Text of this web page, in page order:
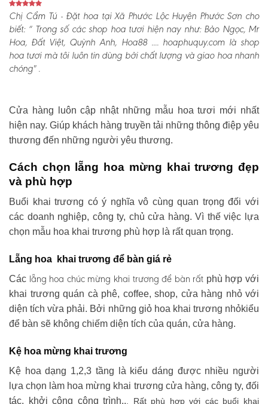
Chị Cẩm Tú - Đặt hoa tại Xã Phước Lộc Huyện Phước Sơn cho
biết:“ Trong số các shop hoa tươi hiện nay như: Bảo Ngọc, Mr
Hoa, Đất Việt, Quỳnh Anh, Hoa88 .... hoaphuquy.com là shop
hoa tươi mà tôi luôn tin dùng bởi chất lượng và giao hoa nhanh
chóng" .
Cửa hàng luôn cập nhật những mẫu hoa tươi mới nhất
hiện nay. Giúp khách hàng truyền tải những thông điệp yêu
thương đến những người yêu thương.
Cách chọn lẵng hoa mừng khai trương đẹp
và phù hợp
Buổi khai trương có ý nghĩa vô cùng quan trọng đối với
các doanh nghiệp, công ty, chủ cửa hàng. Vì thế việc lựa
chọn mẫu hoa khai trương phù hợp là rất quan trọng.
Lẵng hoa khai trương để bàn giá rẻ
Các lẵng hoa chúc mừng khai trương để bàn rất phù hợp với
khai trương quán cà phê, coffee, shop, cửa hàng nhỏ với
diện tích vừa phải. Bởi những giỏ hoa khai trương nhỏkiểu
để bàn sẽ không chiếm diện tích của quán, cửa hàng.
Kệ hoa mừng khai trương
Kệ hoa dạng 1,2,3 tầng là kiểu dáng được nhiều người
lựa chọn làm hoa mừng khai trương cửa hàng, công ty, đối
tác, khởi công công trình.. . Rất phù hợp với các buổi khai